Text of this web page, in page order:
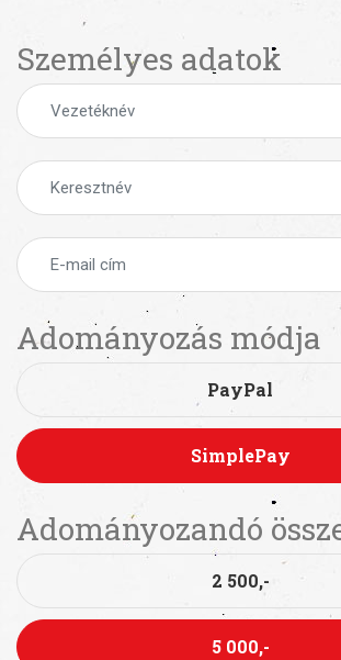
Személyes adatok
Adományozás módja
PayPal
SimplePay
Adományozandó
2 500,-
5 000,-